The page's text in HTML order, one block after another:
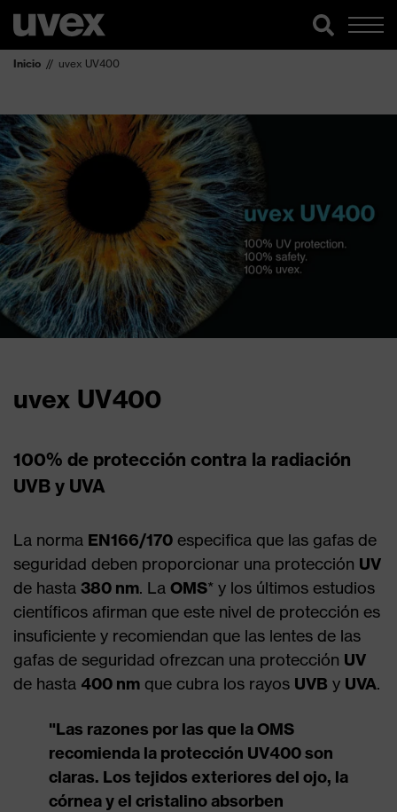
Inicio uvex UV400
uvex UV400
100% de protección contra la radiación
UVB y UVA
La norma EN166/170 especifica que las gafas de
seguridad deben proporcionar una protección UV
de hasta 380 nm. La OMS* y los últimos estudios
científicos afirman que este nivel de protección es
insuficiente y recomiendan que las lentes de las
gafas de seguridad ofrezcan una protección UV
de hasta 400 nm que cubra los rayos UVB y UVA.
"Las razones por las que la OMS
recomienda la protección UV400 son
claras. Los tejidos exteriores del ojo, la
córnea y el cristalino absorben